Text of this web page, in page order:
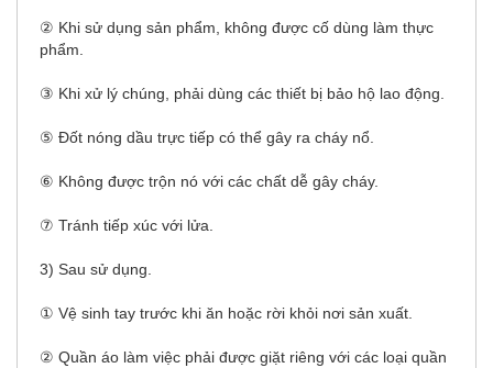
② Khi sử dụng sản phẩm, không được cố dùng làm thực
phẩm.
③ Khi xử lý chúng, phải dùng các thiết bị bảo hộ lao động.
⑤ Đốt nóng dầu trực tiếp có thể gây ra cháy nổ.
⑥ Không được trộn nó với các chất dễ gây cháy.
⑦ Tránh tiếp xúc với lửa.
3) Sau sử dụng.
① Vệ sinh tay trước khi ăn hoặc rời khỏi nơi sản xuất.
② Quần áo làm việc phải được giặt riêng với các loại quần